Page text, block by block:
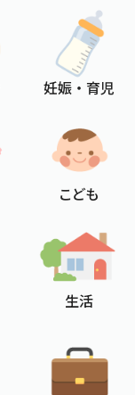
妊娠 ・ 育児
こども
生活